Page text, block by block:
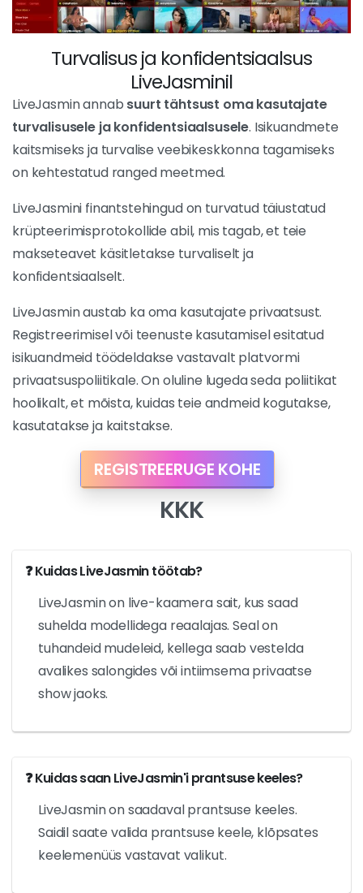
Turvalisus ja konfidentsiaalsus
LiveJasminil
LiveJasmin annab suurt tähtsust oma kasutajate
turvalisusele ja konfidentsiaalsusele. Isikuandmete
kaitsmiseks ja turvalise veebikeskkonna tagamiseks
on kehtestatud ranged meetmed.
LiveJasmini finantstehingud on turvatud täiustatud
krüpteerimisprotokollide abil, mis tagab, et teie
makseteavet käsitletakse turvaliselt ja
konfidentsiaalselt.
LiveJasmin austab ka oma kasutajate privaatsust.
Registreerimisel või teenuste kasutamisel esitatud
isikuandmeid töödeldakse vastavalt platvormi
privaatsuspoliitikale. On oluline lugeda seda poliitikat
hoolikalt, et mõista, kuidas teie andmeid kogutakse,
kasutatakse ja kaitstakse.
REGISTREERUGE KOHE
KKK
❓ Kuidas LiveJasmin töötab?
LiveJasmin on live-kaamera sait, kus saad
suhelda modellidega reaalajas. Seal on
tuhandeid mudeleid, kellega saab vestelda
avalikes salongides või intiimsema privaatse
show jaoks.
❓ Kuidas saan LiveJasmin'i prantsuse keeles?
LiveJasmin on saadaval prantsuse keeles.
Saidil saate valida prantsuse keele, klõpsates
keelemenüüs vastavat valikut.